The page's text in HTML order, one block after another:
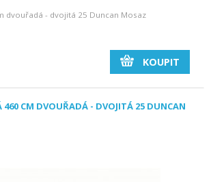
dvouřadá - dvojitá 25 Duncan Mosaz
KOUPIT
460 CM DVOUŘADÁ - DVOJITÁ 25 DUNCAN